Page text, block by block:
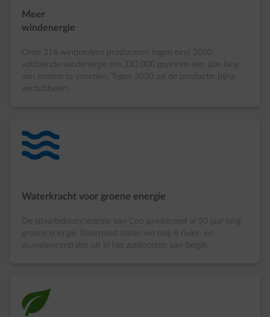
Meer
windenergie
Onze 216 windmolens produceren tegen eind 2020
voldoende windenergie om 330 000 gezinnen een jaar lang
van stroom te voorzien. Tegen 2030 zal de productie bijna
verdubbelen.
water-waves
Waterkracht voor groene energie
De spaarbekkencentrale van Coo produceert al 50 jaar lang
groene energie. Daarnaast baten we nog 8 rivier- en
stuwdamcentrales uit in het zuidoosten van België.
green-energy